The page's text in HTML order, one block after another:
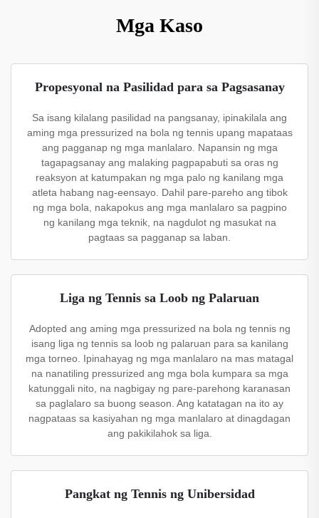
Mga Kaso
Propesyonal na Pasilidad para sa Pagsasanay
Sa isang kilalang pasilidad na pangsanay, ipinakilala ang
aming mga pressurized na bola ng tennis upang mapataas
ang pagganap ng mga manlalaro. Napansin ng mga
tagapagsanay ang malaking pagpapabuti sa oras ng
reaksyon at katumpakan ng mga palo ng kanilang mga
atleta habang nag-eensayo. Dahil pare-pareho ang tibok
ng mga bola, nakapokus ang mga manlalaro sa pagpino
ng kanilang mga teknik, na nagdulot ng masukat na
pagtaas sa pagganap sa laban.
Liga ng Tennis sa Loob ng Palaruan
Adopted ang aming mga pressurized na bola ng tennis ng
isang liga ng tennis sa loob ng palaruan para sa kanilang
mga torneo. Ipinahayag ng mga manlalaro na mas matagal
na nanatiling pressurized ang mga bola kumpara sa mga
katunggali nito, na nagbigay ng pare-parehong karanasan
sa paglalaro sa buong season. Ang katatagan na ito ay
nagpataas sa kasiyahan ng mga manlalaro at dinagdagan
ang pakikilahok sa liga.
Pangkat ng Tennis ng Unibersidad